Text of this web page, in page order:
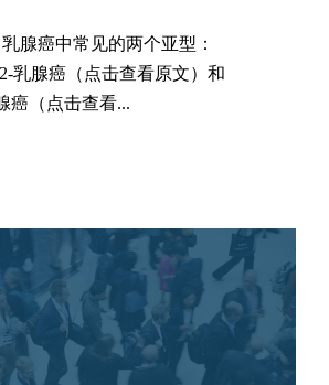
腺癌中常见的两个亚型：
乳腺癌（点击查看原文）和
癌（点击查看...